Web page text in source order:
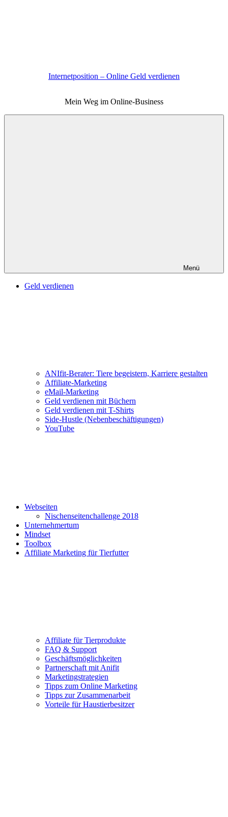
Internetposition – Online Geld verdienen
Mein Weg im Online-Business
Menü
Geld verdienen
ANIfit-Berater: Tiere begeistern, Karriere gestalten
Affiliate-Marketing
eMail-Marketing
Geld verdienen mit Büchern
Geld verdienen mit T-Shirts
Side-Hustle (Nebenbeschäftigungen)
YouTube
Webseiten
Nischenseitenchallenge 2018
Unternehmertum
Mindset
Toolbox
Affiliate Marketing für Tierfutter
Affiliate für Tierprodukte
FAQ & Support
Geschäftsmöglichkeiten
Partnerschaft mit Anifit
Marketingstrategien
Tipps zum Online Marketing
Tipps zur Zusammenarbeit
Vorteile für Haustierbesitzer